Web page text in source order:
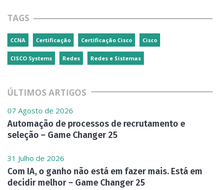
TAGS
CCNA Certificação Certificação Cisco Cisco
CISCO Systems Redes Redes e Sistemas
ÚLTIMOS ARTIGOS
07 Agosto de 2026
Automação de processos de recrutamento e
seleção – Game Changer 25
31 Julho de 2026
Com IA, o ganho não está em fazer mais. Está em
decidir melhor – Game Changer 25